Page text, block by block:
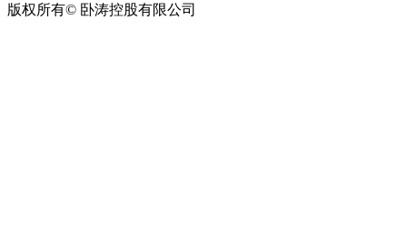
版权所有© 卧涛控股有限公司